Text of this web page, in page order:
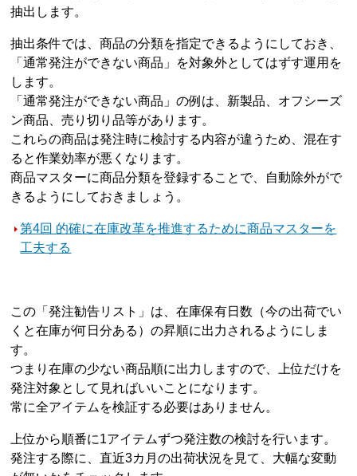
抽出します。
抽出条件では、商品の分類を指定できるようにしておき、
「通常発注ができない商品」を対象外としてはずす運用を
します。
「通常発注ができない商品」の例は、新製品、オフシーズ
ン商品、売り切り品等があります。
これらの商品は発注時に検討する内容が違うため、混在す
ると作業効率が悪くなります。
商品マスターに商品分類を登録することで、自動除外がで
きるようにしておきましょう。
第4回 的確に在庫改革を推進するために商品マスターを
工夫する
この「発注勧告リスト」は、在庫保有日数（今の出荷でい
くと在庫が何日分ある）の昇順に出力されるようにしま
す。
つまり在庫の少ない商品順に出力しますので、上位だけを
発注対象として見ればいいことになります。
常に全アイテムを検証する必要はありません。
上位から順番に1アイテムずつ発注数の検討を行います。
発注する際に、直近3カ月の出荷状況を見て、大幅な変動